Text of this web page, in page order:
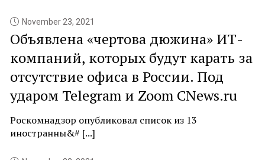
November 23, 2021
Объявлена «чертова дюжина» ИТ-
компаний, которых будут карать за
отсутствие офиса в России. Под
ударом Telegram и Zoom CNews.ru
Роскомнадзор опубликовал список из 13
иностранны&# [...]